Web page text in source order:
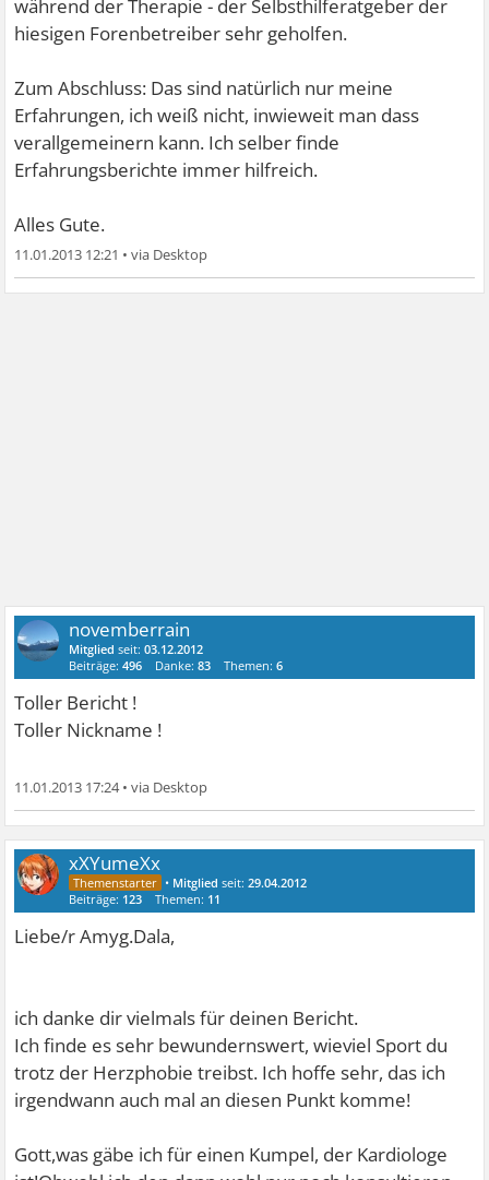
während der Therapie - der Selbsthilferatgeber der
hiesigen Forenbetreiber sehr geholfen.
Zum Abschluss: Das sind natürlich nur meine
Erfahrungen, ich weiß nicht, inwieweit man dass
verallgemeinern kann. Ich selber finde
Erfahrungsberichte immer hilfreich.
Alles Gute.
11.01.2013 12:21 •
novemberrain
Mitglied seit:03.12.2012
Beiträge:496 Danke:83 Themen:6
Toller Bericht !
Toller Nickname !
11.01.2013 17:24•
xXYumeXx
• Mitglied seit:29.04.2012
Beiträge: 123 Themen: 11
Liebe/r Amyg.Dala,
ich danke dir vielmals für deinen Bericht.
Ich finde es sehr bewundernswert, wieviel Sport du
trotz der Herzphobie treibst. Ich hoffe sehr, das ich
irgendwann auch mal an diesen Punkt komme!
Gott,was gäbe ich für einen Kumpel, der Kardiologe